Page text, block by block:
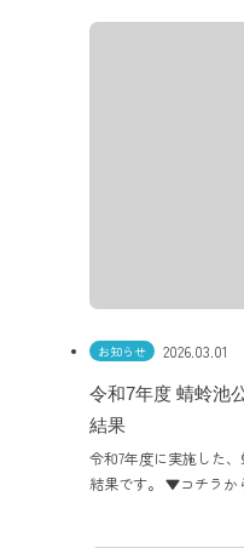
お知らせ 2026.03.01
令和7年度 蜻蛉池
結果
令和7年度に実施した
結果です。 ▼コチラか